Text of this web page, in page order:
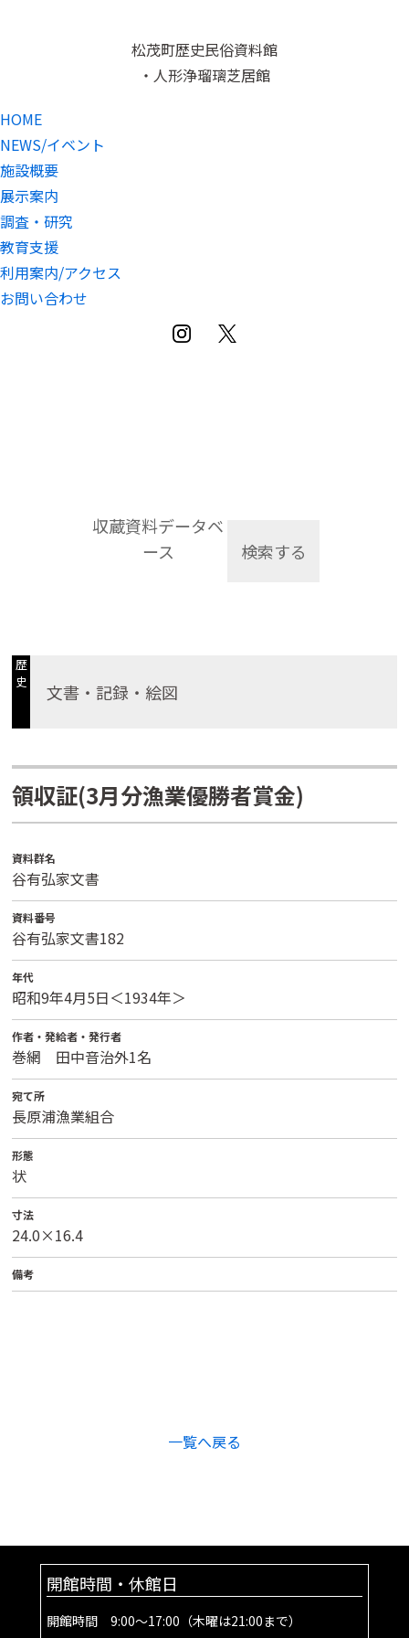
松茂町歴史民俗資料館
・人形浄瑠璃芝居館
HOME
NEWS/イベント
施設概要
展示案内
調査・研究
教育支援
利用案内/アクセス
お問い合わせ
収蔵資料データベ
ース
検索する
歴
史
文書・記録・絵図
領収証(3月分漁業優勝者賞金)
資料群名
谷有弘家文書
資料番号
谷有弘家文書182
年代
昭和9年4月5日＜1934年＞
作者・発給者・発行者
巻網 田中音治外1名
宛て所
長原浦漁業組合
形態
状
寸法
24.0×16.4
備考
一覧へ戻る
開館時間・休館日
開館時間 9:00～17:00（木曜は21:00まで）